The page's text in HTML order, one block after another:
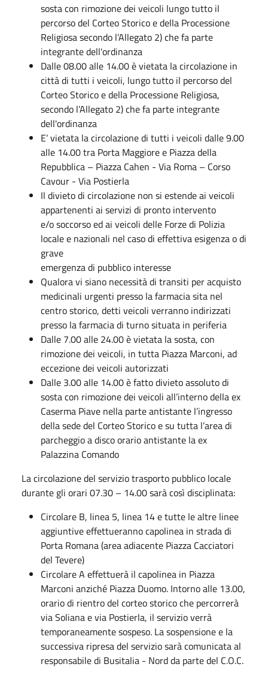
sosta con rimozione dei veicoli lungo tutto il
percorso del Corteo Storico e della Processione
Religiosa secondo l’Allegato 2) che fa parte
integrante dell'ordinanza
Dalle 08.00 alle 14.00 è vietata la circolazione in
città di tutti i veicoli, lungo tutto il percorso del
Corteo Storico e della Processione Religiosa,
secondo l’Allegato 2) che fa parte integrante
dell'ordinanza
E’ vietata la circolazione di tutti i veicoli dalle 9.00
alle 14.00 tra Porta Maggiore e Piazza della
Repubblica – Piazza Cahen - Via Roma – Corso
Cavour - Via Postierla
Il divieto di circolazione non si estende ai veicoli
appartenenti ai servizi di pronto intervento
e/o soccorso ed ai veicoli delle Forze di Polizia
locale e nazionali nel caso di effettiva esigenza o di
grave
emergenza di pubblico interesse
Qualora vi siano necessità di transiti per acquisto
medicinali urgenti presso la farmacia sita nel
centro storico, detti veicoli verranno indirizzati
presso la farmacia di turno situata in periferia
Dalle 7.00 alle 24.00 è vietata la sosta, con
rimozione dei veicoli, in tutta Piazza Marconi, ad
eccezione dei veicoli autorizzati
Dalle 3.00 alle 14.00 è fatto divieto assoluto di
sosta con rimozione dei veicoli all’interno della ex
Caserma Piave nella parte antistante l’ingresso
della sede del Corteo Storico e su tutta l’area di
parcheggio a disco orario antistante la ex
Palazzina Comando
La circolazione del servizio trasporto pubblico locale
durante gli orari 07.30 – 14.00 sarà così disciplinata:
Circolare B, linea 5, linea 14 e tutte le altre linee
aggiuntive effettueranno capolinea in strada di
Porta Romana (area adiacente Piazza Cacciatori
del Tevere)
Circolare A effettuerà il capolinea in Piazza
Marconi anziché Piazza Duomo. Intorno alle 13.00,
orario di rientro del corteo storico che percorrerà
via Soliana e via Postierla, il servizio verrà
temporaneamente sospeso. La sospensione e la
successiva ripresa del servizio sarà comunicata al
responsabile di Busitalia - Nord da parte del C.O.C.